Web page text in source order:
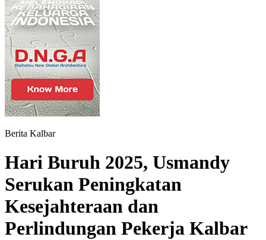
Berita Kalbar
Hari Buruh 2025, Usmandy
Serukan Peningkatan
Kesejahteraan dan
Perlindungan Pekerja Kalbar